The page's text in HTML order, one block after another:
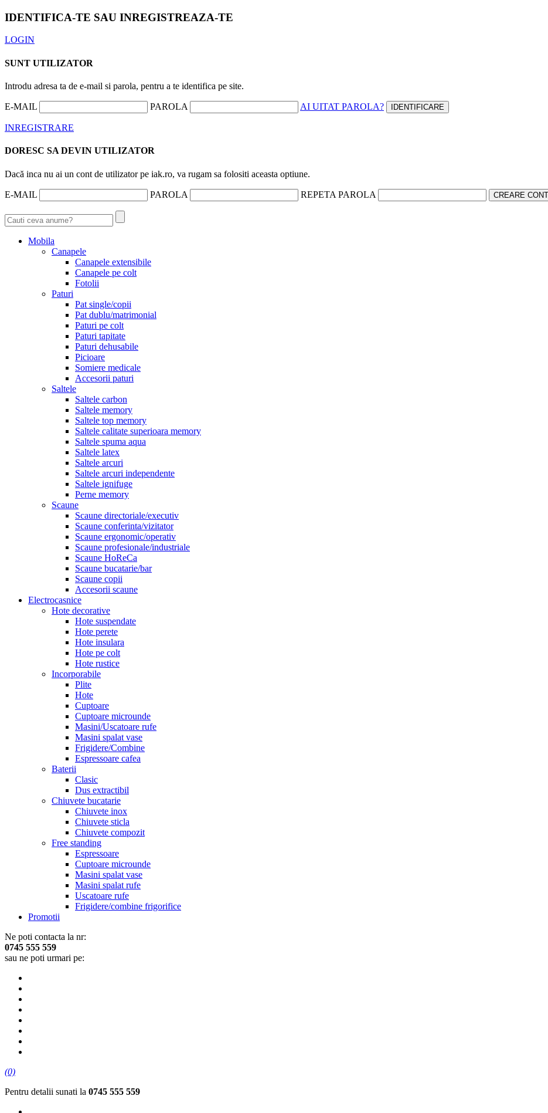
IDENTIFICA-TE SAU INREGISTREAZA-TE
LOGIN
SUNT UTILIZATOR
Introdu adresa ta de e-mail si parola, pentru a te identifica pe site.
E-MAIL PAROLA AI UITAT PAROLA?
INREGISTRARE
DORESC SA DEVIN UTILIZATOR
Dacă inca nu ai un cont de utilizator pe iak.ro, va rugam sa folositi aceasta optiune.
E-MAIL PAROLA REPETA PAROLA
Mobila
Canapele
Canapele extensibile
Canapele pe colt
Fotolii
Paturi
Pat single/copii
Pat dublu/matrimonial
Paturi pe colt
Paturi tapitate
Paturi dehusabile
Picioare
Somiere medicale
Accesorii paturi
Saltele
Saltele carbon
Saltele memory
Saltele top memory
Saltele calitate superioara memory
Saltele spuma aqua
Saltele latex
Saltele arcuri
Saltele arcuri independente
Saltele ignifuge
Perne memory
Scaune
Scaune directoriale/executiv
Scaune conferinta/vizitator
Scaune ergonomic/operativ
Scaune profesionale/industriale
Scaune HoReCa
Scaune bucatarie/bar
Scaune copii
Accesorii scaune
Electrocasnice
Hote decorative
Hote suspendate
Hote perete
Hote insulara
Hote pe colt
Hote rustice
Incorporabile
Plite
Hote
Cuptoare
Cuptoare microunde
Masini/Uscatoare rufe
Masini spalat vase
Frigidere/Combine
Espressoare cafea
Baterii
Clasic
Dus extractibil
Chiuvete bucatarie
Chiuvete inox
Chiuvete sticla
Chiuvete compozit
Free standing
Espressoare
Cuptoare microunde
Masini spalat vase
Masini spalat rufe
Uscatoare rufe
Frigidere/combine frigorifice
Promotii
Ne poti contacta la nr:
0745 555 559
sau ne poti urmari pe:
(0)
Pentru detalii sunati la 0745 555 559